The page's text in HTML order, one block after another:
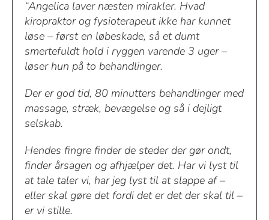
“Angelica laver næsten mirakler. Hvad
kiropraktor og fysioterapeut ikke har kunnet
løse – først en løbeskade, så et dumt
smertefuldt hold i ryggen varende 3 uger –
løser hun på to behandlinger.
Der er god tid, 80 minutters behandlinger med
massage, stræk, bevægelse og så i dejligt
selskab.
Hendes fingre finder de steder der gør ondt,
finder årsagen og afhjælper det. Har vi lyst til
at tale taler vi, har jeg lyst til at slappe af –
eller skal gøre det fordi det er det der skal til –
er vi stille.